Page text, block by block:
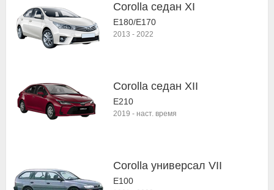
Corolla седан XI
E180/E170
2013 - 2022
Corolla седан XII
E210
2019 - наст. время
Corolla универсал VII
E100